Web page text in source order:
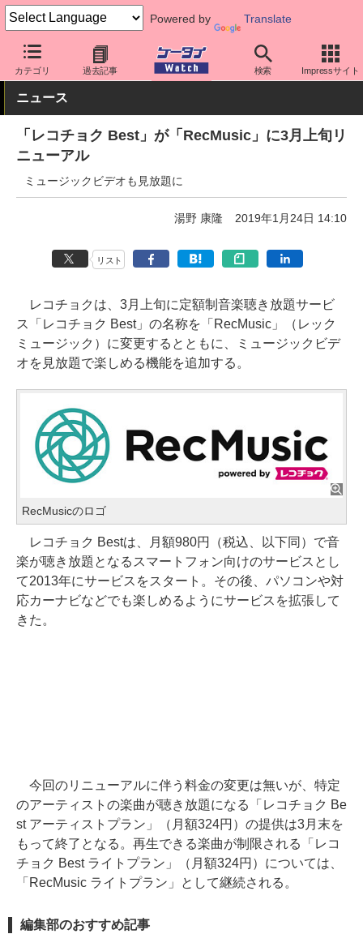
Powered by Translate
カテゴリ 過去記事 検索 Impressサイト
ケータイ Watch アプリ・サービス 動画・音楽・ゲーム
ニュース
「レコチョク Best」が「RecMusic」に3月上旬リ
ニューアル
ミュージックビデオも見放題に
湯野 康隆 2019年1月24日 14:10
リスト
レコチョクは、3月上旬に定額制音楽聴き放題サービ
ス「レコチョク Best」の名称を「RecMusic」（レック
ミュージック）に変更するとともに、ミュージックビデ
オを見放題で楽しめる機能を追加する。
RecMusicのロゴ
レコチョク Bestは、月額980円（税込、以下同）で音
楽が聴き放題となるスマートフォン向けのサービスとし
て2013年にサービスをスタート。その後、パソコンや対
応カーナビなどでも楽しめるようにサービスを拡張して
きた。
今回のリニューアルに伴う料金の変更は無いが、特定
のアーティストの楽曲が聴き放題になる「レコチョク Be
st アーティストプラン」（月額324円）の提供は3月末を
もって終了となる。再生できる楽曲が制限される「レコ
チョク Best ライトプラン」（月額324円）については、
「RecMusic ライトプラン」として継続される。
編集部のおすすめ記事